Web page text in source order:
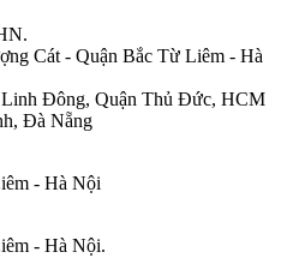
Cát - Quận Bắc Từ Liêm - Hà
Đông, Quận Thủ Đức, HCM
Đà Nẵng
- Hà Nội
- Hà Nội.